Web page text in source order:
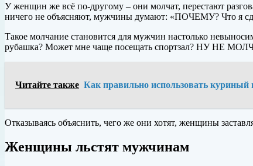
У женщин же всё по-другому – они молчат, перестают
ничего не объясняют, мужчины думают: «ПОЧЕМУ? Что я
Такое молчание становится для мужчин настолько
рубашка? Может мне чаще посещать спортзал? НУ НЕ
Читайте также Как правильно использовать куриный
Отказываясь объяснить, чего же они хотят, женщины
Женщины льстят мужчинам